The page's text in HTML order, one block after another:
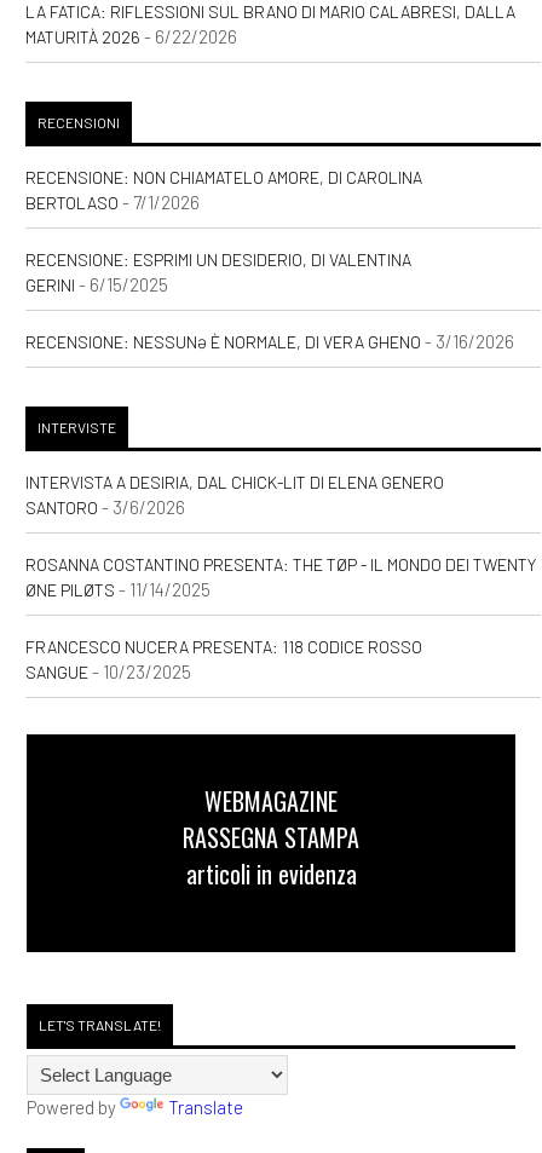
LA FATICA: RIFLESSIONI SUL BRANO DI MARIO CALABRESI, DALLA
MATURITÀ 2026 - 6/22/2026
RECENSIONI
RECENSIONE: NON CHIAMATELO AMORE, DI CAROLINA
BERTOLASO - 7/1/2026
RECENSIONE: ESPRIMI UN DESIDERIO, DI VALENTINA
GERINI - 6/15/2025
RECENSIONE: NESSUNƏ È NORMALE, DI VERA GHENO - 3/16/2026
INTERVISTE
INTERVISTA A DESIRIA, DAL CHICK-LIT DI ELENA GENERO
SANTORO - 3/6/2026
ROSANNA COSTANTINO PRESENTA: THE TØP - IL MONDO DEI TWENTY
ØNE PILØTS - 11/14/2025
FRANCESCO NUCERA PRESENTA: 118 CODICE ROSSO
SANGUE- 10/23/2025
WEBMAGAZINE
RASSEGNA STAMPA
articoli in evidenza
LET'S TRANSLATE!
Powered by Translate